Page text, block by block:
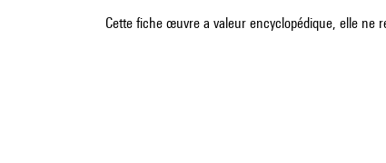
Cette fiche œuvre a valeur encyclopédique, elle ne